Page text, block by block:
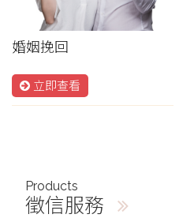
婚姻挽回
立即查看
Products
徵信服務